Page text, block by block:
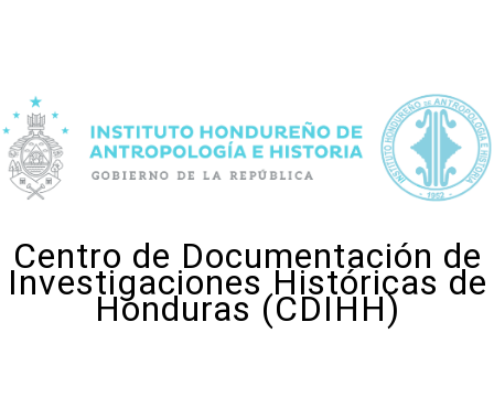
Centro de Documentación de
Investigaciones Históricas de
Honduras (CDIHH)